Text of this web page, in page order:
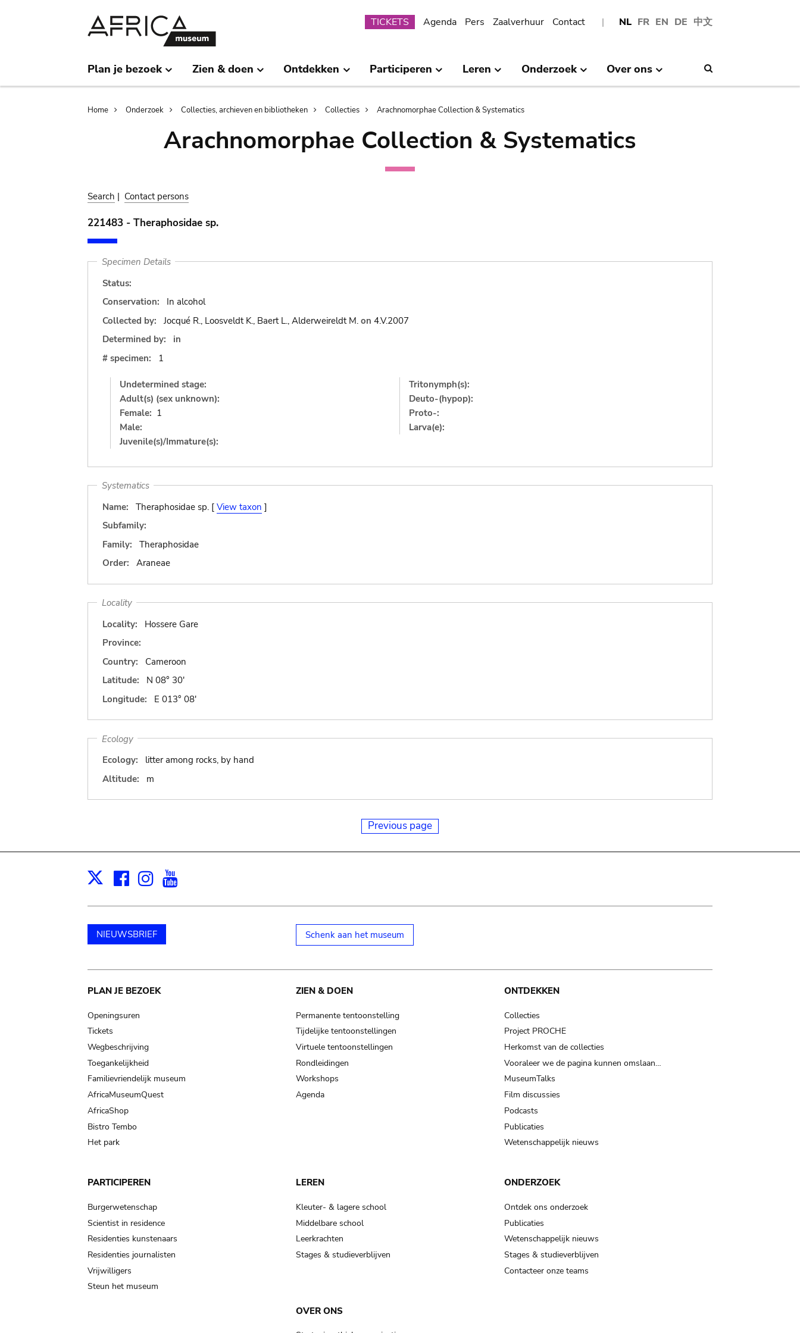
NL FR EN DE 中文
Submenu
TICKETS Agenda Pers Zaalverhuur Contact
Plan je bezoek Zien & doen Ontdekken Participeren Leren Onderzoek Over ons
Breadcrumb
Home Onderzoek Collecties, archieven en bibliotheken Collecties Arachnomorphae Collection & Systematics
Arachnomorphae Collection & Systematics
Search | Contact persons
221483 - Theraphosidae sp.
Specimen Details
Status:
Conservation:
In alcohol
Collected by:
Jocqué R., Loosveldt K., Baert L., Alderweireldt M. on 4.V.2007
Determined by:
in
# specimen:
1
Undetermined stage:
Adult(s) (sex unknown):
Female: 1
Male:
Juvenile(s)/Immature(s):
Tritonymph(s):
Deuto-(hypop):
Proto-:
Larva(e):
Systematics
Name:
Theraphosidae sp. [ View taxon ]
Subfamily:
Family:
Theraphosidae
Order:
Araneae
Locality
Locality:
Hossere Gare
Province:
Country:
Cameroon
Latitude:
N 08° 30'
Longitude:
E 013° 08'
Ecology
Ecology:
litter among rocks, by hand
Altitude:
m
Previous page
X Facebook
Instagram
NIEUWSBRIEF Schenk aan het museum
Main
navigation
PLAN JE BEZOEK
Openingsuren
Tickets
Wegbeschrijving
Toegankelijkheid
Familievriendelijk museum
AfricaMuseumQuest
AfricaShop
Bistro Tembo
Het park
ZIEN & DOEN
Permanente tentoonstelling
Tijdelijke tentoonstellingen
Virtuele tentoonstellingen
Rondleidingen
Workshops
Agenda
ONTDEKKEN
Collecties
Project PROCHE
Herkomst van de collecties
Vooraleer we de pagina kunnen omslaan…
MuseumTalks
Film discussies
Podcasts
Publicaties
Wetenschappelijk nieuws
PARTICIPEREN
Burgerwetenschap
Scientist in residence
Residenties kunstenaars
Residenties journalisten
Vrijwilligers
Steun het museum
LEREN
Kleuter- & lagere school
Middelbare school
Leerkrachten
Stages & studieverblijven
ONDERZOEK
Ontdek ons onderzoek
Publicaties
Wetenschappelijk nieuws
Stages & studieverblijven
Contacteer onze teams
OVER ONS